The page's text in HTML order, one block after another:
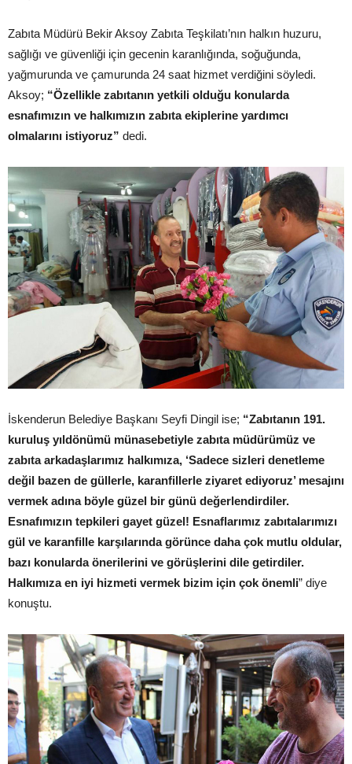
Zabıta Müdürü Bekir Aksoy Zabıta Teşkilatı’nın halkın huzuru,
sağlığı ve güvenliği için gecenin karanlığında, soğuğunda,
yağmurunda ve çamurunda 24 saat hizmet verdiğini söyledi.
Aksoy; “Özellikle zabıtanın yetkili olduğu konularda
esnafımızın ve halkımızın zabıta ekiplerine yardımcı
olmalarını istiyoruz” dedi.
İskenderun Belediye Başkanı Seyfi Dingil ise; “Zabıtanın 191.
kuruluş yıldönümü münasebetiyle zabıta müdürümüz ve
zabıta arkadaşlarımız halkımıza, ‘Sadece sizleri denetleme
değil bazen de güllerle, karanfillerle ziyaret ediyoruz’ mesajını
vermek adına böyle güzel bir günü değerlendirdiler.
Esnafımızın tepkileri gayet güzel! Esnaflarımız zabıtalarımızı
gül ve karanfille karşılarında görünce daha çok mutlu oldular,
bazı konularda önerilerini ve görüşlerini dile getirdiler.
Halkımıza en iyi hizmeti vermek bizim için çok önemli” diye
konuştu.